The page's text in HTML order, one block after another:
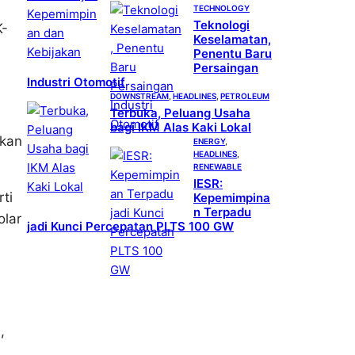
TECHNOLOGY
Teknologi
Keselamatan,
Penentu Baru
Persaingan
Industri Otomotif
DOWNSTREAM HEADLINES PETROLEUM
Terbuka, Peluang Usaha
bagi IKM Alas Kaki Lokal
ENERGY
HEADLINES
RENEWABLE
IESR:
Kepemimpina
n Terpadu
jadi Kunci Percepatan PLTS 100 GW